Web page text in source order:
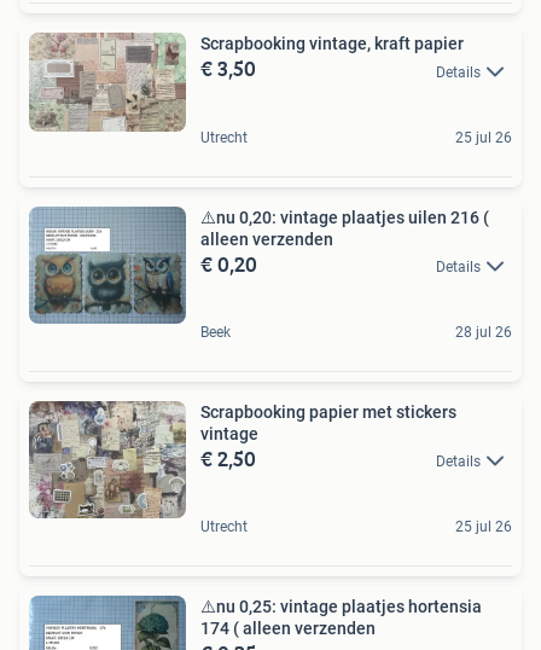
Scrapbooking vintage, kraft papier
€ 3,50 Details
Utrecht 25 jul 26
⚠️nu 0,20: vintage plaatjes uilen 216 (
alleen verzenden
€ 0,20 Details
Beek 28 jul 26
Scrapbooking papier met stickers
vintage
€ 2,50 Details
Utrecht 25 jul 26
⚠️nu 0,25: vintage plaatjes hortensia
174 ( alleen verzenden